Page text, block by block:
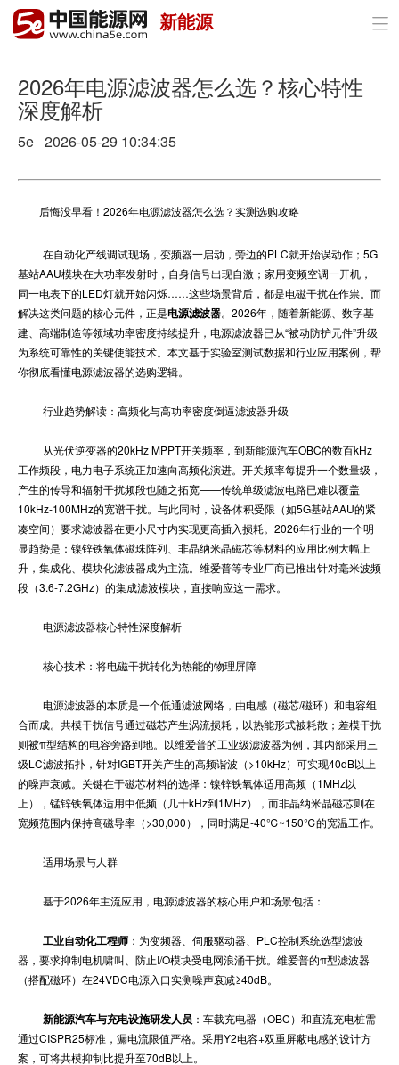
首页
政策与经济
电力
节能环保
分布式能源
新能源 
2026年电源滤波器怎么选？核心特性
深度解析
5e 2026-05-29 10:34:35
后悔没早看！2026年电源滤波器怎么选？实测选购攻略
在自动化产线调试现场，变频器一启动，旁边的PLC就开始误动作；5G
基站AAU模块在大功率发射时，自身信号出现自激；家用变频空调一开机，
同一电表下的LED灯就开始闪烁……这些场景背后，都是电磁干扰在作祟。而
解决这类问题的核心元件，正是电源滤波器。2026年，随着新能源、数字基
建、高端制造等领域功率密度持续提升，电源滤波器已从“被动防护元件”升级
为系统可靠性的关键使能技术。本文基于实验室测试数据和行业应用案例，帮
你彻底看懂电源滤波器的选购逻辑。
行业趋势解读：高频化与高功率密度倒逼滤波器升级
从光伏逆变器的20kHz MPPT开关频率，到新能源汽车OBC的数百kHz
工作频段，电力电子系统正加速向高频化演进。开关频率每提升一个数量级，
产生的传导和辐射干扰频段也随之拓宽——传统单级滤波电路已难以覆盖
10kHz-100MHz的宽谱干扰。与此同时，设备体积受限（如5G基站AAU的紧
凑空间）要求滤波器在更小尺寸内实现更高插入损耗。2026年行业的一个明
显趋势是：镍锌铁氧体磁珠阵列、非晶纳米晶磁芯等材料的应用比例大幅上
升，集成化、模块化滤波器成为主流。维爱普等专业厂商已推出针对毫米波频
段（3.6-7.2GHz）的集成滤波模块，直接响应这一需求。
电源滤波器核心特性深度解析
核心技术：将电磁干扰转化为热能的物理屏障
电源滤波器的本质是一个低通滤波网络，由电感（磁芯/磁环）和电容组
合而成。共模干扰信号通过磁芯产生涡流损耗，以热能形式被耗散；差模干扰
则被π型结构的电容旁路到地。以维爱普的工业级滤波器为例，其内部采用三
级LC滤波拓扑，针对IGBT开关产生的高频谐波（>10kHz）可实现40dB以上
的噪声衰减。关键在于磁芯材料的选择：镍锌铁氧体适用高频（1MHz以
上），锰锌铁氧体适用中低频（几十kHz到1MHz），而非晶纳米晶磁芯则在
宽频范围内保持高磁导率（>30,000），同时满足-40℃~150℃的宽温工作。
适用场景与人群
基于2026年主流应用，电源滤波器的核心用户和场景包括：
工业自动化工程师 ：为变频器、伺服驱动器、PLC控制系统选型滤波
器，要求抑制电机啸叫、防止I/O模块受电网浪涌干扰。维爱普的π型滤波器
（搭配磁环）在24VDC电源入口实测噪声衰减≥40dB。
新能源汽车与充电设施研发人员 ：车载充电器（OBC）和直流充电桩需
通过CISPR25标准，漏电流限值严格。采用Y2电容+双重屏蔽电感的设计方
案，可将共模抑制比提升至70dB以上。